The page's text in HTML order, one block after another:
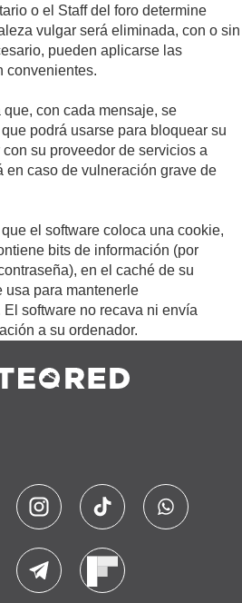
o el Staff del foro determine
vulgar será eliminada, con o sin
pueden aplicarse las
convenientes.
con cada mensaje, se
podrá usarse para bloquear su
su proveedor de servicios a
en caso de vulneración grave de
el software coloca una cookie,
bits de información (por
en el caché de su
usa para mantenerle
software no recava ni envía
a su ordenador.